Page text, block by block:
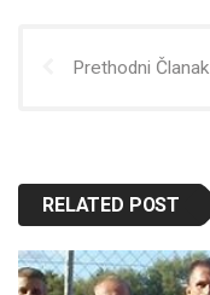
Prethodni Članak
RELATED POST